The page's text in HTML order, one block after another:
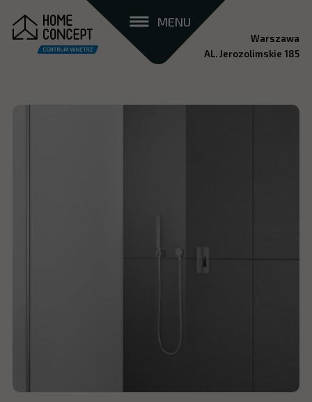
MENU
Warszawa
AL. Jerozolimskie 185